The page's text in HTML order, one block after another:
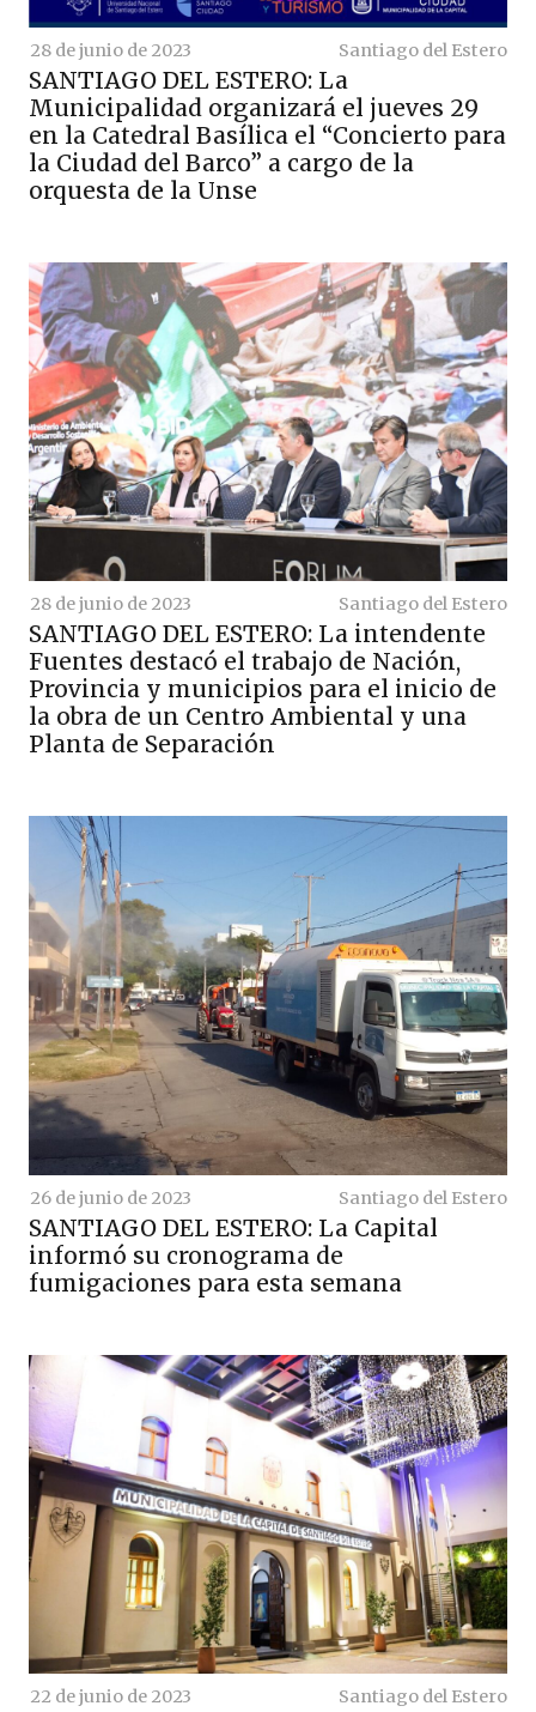
28 de junio de 2023 Santiago del Estero
SANTIAGO DEL ESTERO: La
Municipalidad organizará el jueves 29
en la Catedral Basílica el “Concierto para
la Ciudad del Barco” a cargo de la
orquesta de la Unse
28 de junio de 2023 Santiago del Estero
SANTIAGO DEL ESTERO: La intendente
Fuentes destacó el trabajo de Nación,
Provincia y municipios para el inicio de
la obra de un Centro Ambiental y una
Planta de Separación
26 de junio de 2023 Santiago del Estero
SANTIAGO DEL ESTERO: La Capital
informó su cronograma de
fumigaciones para esta semana
22 de junio de 2023 Santiago del Estero